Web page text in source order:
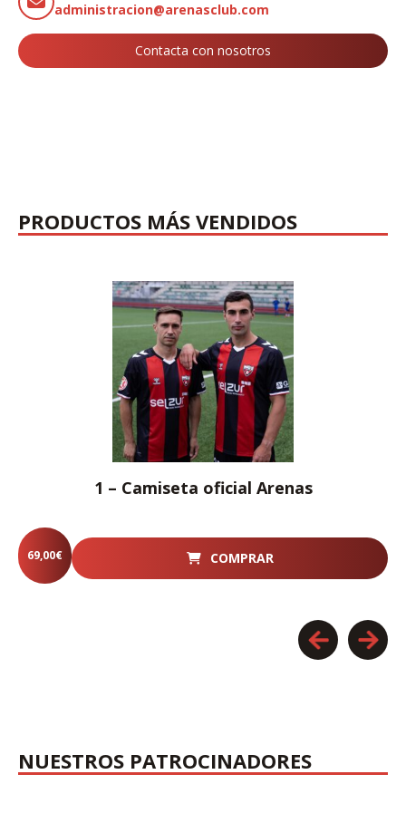
administracion@arenasclub.com
Contacta con nosotros
PRODUCTOS MÁS VENDIDOS
1 – Camiseta oficial Arenas
69,00€ COMPRAR
NUESTROS PATROCINADORES